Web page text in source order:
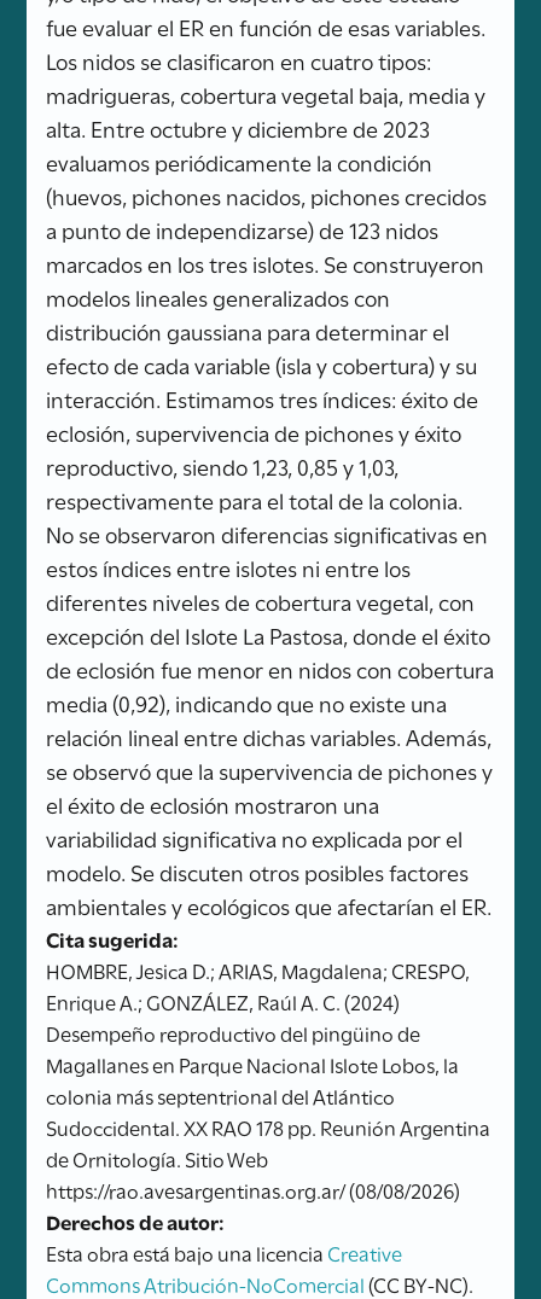
fue evaluar el ER en función de esas variables.
Los nidos se clasificaron en cuatro tipos:
madrigueras, cobertura vegetal baja, media y
alta. Entre octubre y diciembre de 2023
evaluamos periódicamente la condición
(huevos, pichones nacidos, pichones crecidos
a punto de independizarse) de 123 nidos
marcados en los tres islotes. Se construyeron
modelos lineales generalizados con
distribución gaussiana para determinar el
efecto de cada variable (isla y cobertura) y su
interacción. Estimamos tres índices: éxito de
eclosión, supervivencia de pichones y éxito
reproductivo, siendo 1,23, 0,85 y 1,03,
respectivamente para el total de la colonia.
No se observaron diferencias significativas en
estos índices entre islotes ni entre los
diferentes niveles de cobertura vegetal, con
excepción del Islote La Pastosa, donde el éxito
de eclosión fue menor en nidos con cobertura
media (0,92), indicando que no existe una
relación lineal entre dichas variables. Además,
se observó que la supervivencia de pichones y
el éxito de eclosión mostraron una
variabilidad significativa no explicada por el
modelo. Se discuten otros posibles factores
ambientales y ecológicos que afectarían el ER.
Cita sugerida:
HOMBRE, Jesica D.; ARIAS, Magdalena; CRESPO,
Enrique A.; GONZÁLEZ, Raúl A. C. (2024)
Desempeño reproductivo del pingüino de
Magallanes en Parque Nacional Islote Lobos, la
colonia más septentrional del Atlántico
Sudoccidental. XX RAO 178 pp. Reunión Argentina
de Ornitología. Sitio Web
https://rao.avesargentinas.org.ar/ (08/08/2026)
Derechos de autor:
Esta obra está bajo una licencia Creative
Commons Atribución-NoComercial(CC BY-NC).